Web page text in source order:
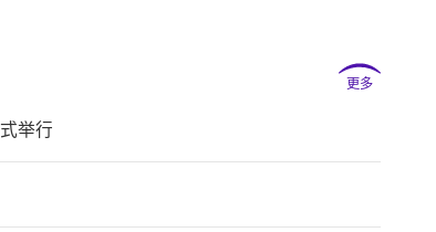
更多
举行